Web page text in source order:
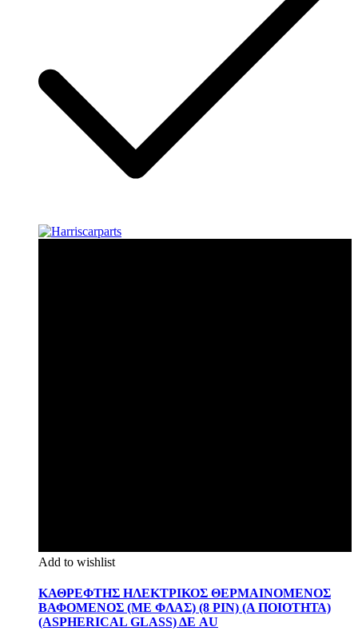
Add to wishlist
ΚΑΘΡΕΦΤΗΣ ΗΛΕΚΤΡΙΚΟΣ ΘΕΡΜΑΙΝΟΜΕΝΟΣ
ΒΑΦΟΜΕΝΟΣ (ΜΕ ΦΛΑΣ) (8 PIN) (Α ΠΟΙΟΤΗΤΑ)
(ASPHERICAL GLASS) ΔΕ AU